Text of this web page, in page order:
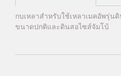
กบเหลาสำหรับใช้เหลาเมคอัพรุ่น
ขนาดปกติและดินสอไซส์จัมโบ้